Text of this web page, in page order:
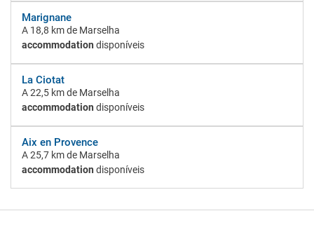
Marignane
A 18,8 kmde Marselha
accommodation disponíveis
La Ciotat
A22,5 kmde Marselha
accommodation disponíveis
Aix en Provence
A25,7 kmde Marselha
accommodation disponíveis